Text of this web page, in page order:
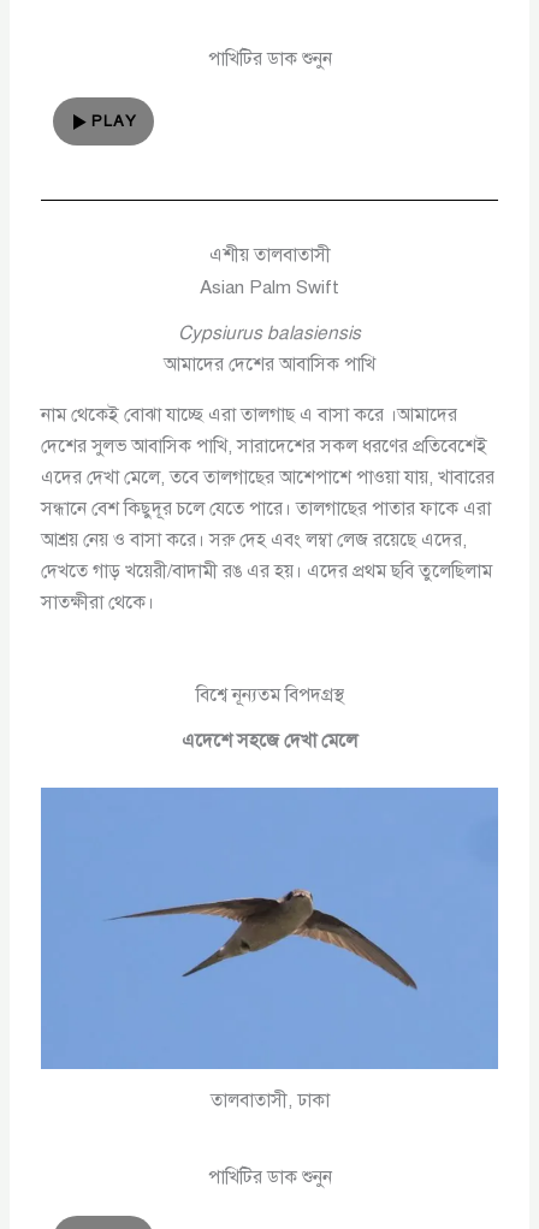
পাখিটির ডাক শুনুন
PLAY
এশীয় তালবাতাসী
Asian Palm Swift
Cypsiurus balasiensis
আমাদের দেশের আবাসিক পাখি
নাম থেকেই বোঝা যাচ্ছে এরা তালগাছ এ বাসা করে ।আমাদের
দেশের সুলভ আবাসিক পাখি, সারাদেশের সকল ধরণের প্রতিবেশেই
এদের দেখা মেলে, তবে তালগাছের আশেপাশে পাওয়া যায়, খাবারের
সন্ধানে বেশ কিছুদূর চলে যেতে পারে। তালগাছের পাতার ফাকে এরা
আশ্রয় নেয় ও বাসা করে। সরু দেহ এবং লম্বা লেজ রয়েছে এদের,
দেখতে গাড় খয়েরী/বাদামী রঙ এর হয়। এদের প্রথম ছবি তুলেছিলাম
সাতক্ষীরা থেকে।
বিশ্বে নূন্যতম বিপদগ্রস্থ
এদেশে সহজে দেখা মেলে
তালবাতাসী, ঢাকা
পাখিটির ডাক শুনুন